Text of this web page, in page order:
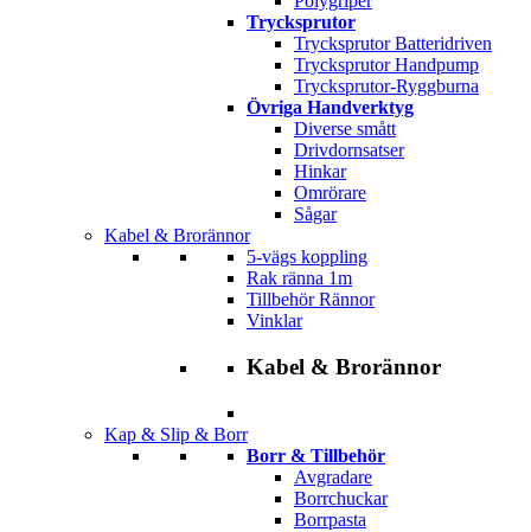
Trycksprutor
Trycksprutor Batteridriven
Trycksprutor Handpump
Trycksprutor-Ryggburna
Övriga Handverktyg
Diverse smått
Drivdornsatser
Hinkar
Omrörare
Sågar
Kabel & Brorännor
5-vägs koppling
Rak ränna 1m
Tillbehör Rännor
Vinklar
Kabel & Brorännor
Kap & Slip & Borr
Borr & Tillbehör
Avgradare
Borrchuckar
Borrpasta